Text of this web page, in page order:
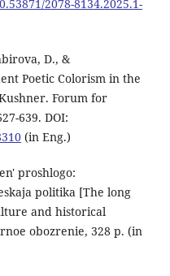
2078-8134.2025.1-
D., &
Poetic Colorism in the
Forum for
639. DOI:
(in Eng.)
proshlogo:
politika [The long
and historical
obozrenie, 328 p. (in